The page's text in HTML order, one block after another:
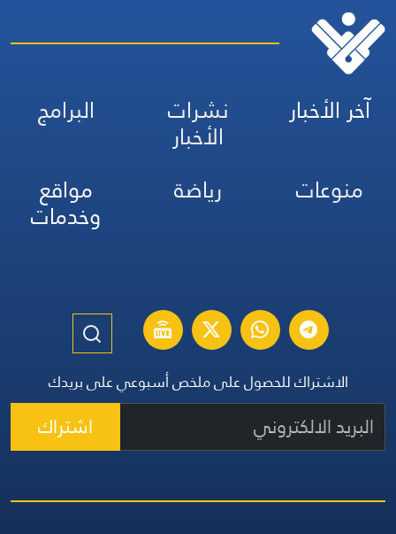
آخر الأخبار نشرات
الأخبار
البرامج
منوعات
رياضة مواقع
وخدمات
الاشتراك للحصول على ملخص أسبوعي على بريدك
اشتراك